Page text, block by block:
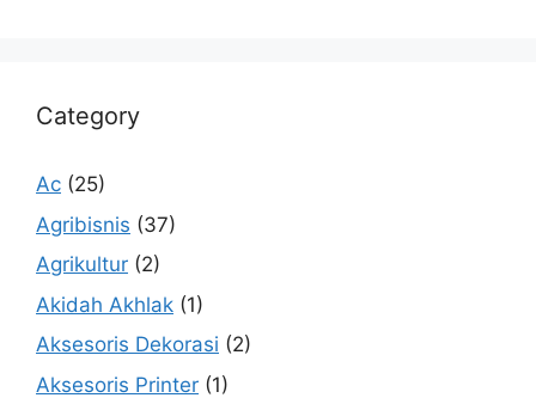
Category
Ac (25)
Agribisnis (37)
Agrikultur (2)
Akidah Akhlak (1)
Aksesoris Dekorasi (2)
Aksesoris Printer (1)